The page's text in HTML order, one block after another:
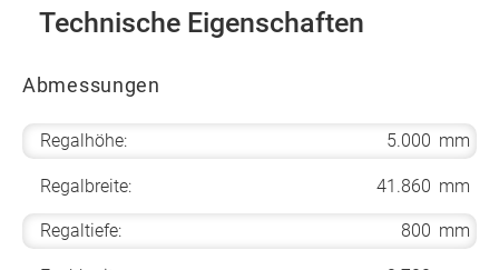
Technische Eigenschaften
Abmessungen
Regalhöhe: 5.000 mm
Regalbreite: 41.860 mm
Regaltiefe: 800 mm